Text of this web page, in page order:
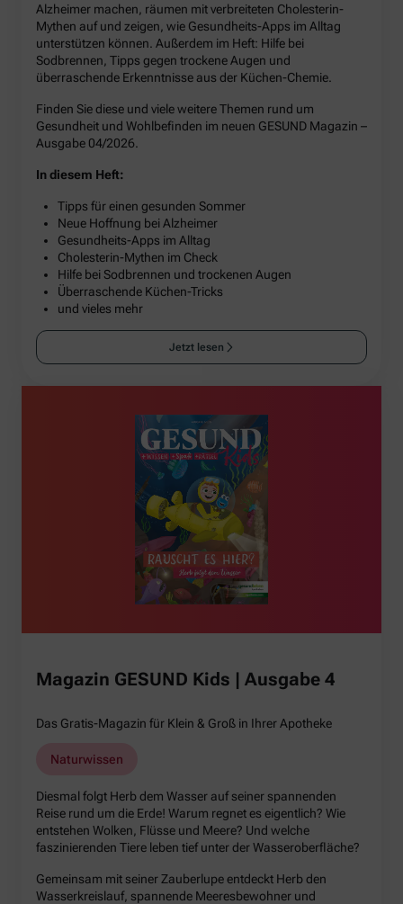
Alzheimer machen, räumen mit verbreiteten Cholesterin-
Mythen auf und zeigen, wie Gesundheits-Apps im Alltag
unterstützen können. Außerdem im Heft: Hilfe bei
Sodbrennen, Tipps gegen trockene Augen und
überraschende Erkenntnisse aus der Küchen-Chemie.
Finden Sie diese und viele weitere Themen rund um
Gesundheit und Wohlbefinden im neuen GESUND Magazin –
Ausgabe 04/2026.
In diesem Heft:
Tipps für einen gesunden Sommer
Neue Hoffnung bei Alzheimer
Gesundheits-Apps im Alltag
Cholesterin-Mythen im Check
Hilfe bei Sodbrennen und trockenen Augen
Überraschende Küchen-Tricks
und vieles mehr
Jetzt lesen
Magazin GESUND Kids | Ausgabe 4
Das Gratis-Magazin für Klein & Groß in Ihrer Apotheke
Naturwissen
Diesmal folgt Herb dem Wasser auf seiner spannenden
Reise rund um die Erde! Warum regnet es eigentlich? Wie
entstehen Wolken, Flüsse und Meere? Und welche
faszinierenden Tiere leben tief unter der Wasseroberfläche?
Gemeinsam mit seiner Zauberlupe entdeckt Herb den
Wasserkreislauf, spannende Meeresbewohner und